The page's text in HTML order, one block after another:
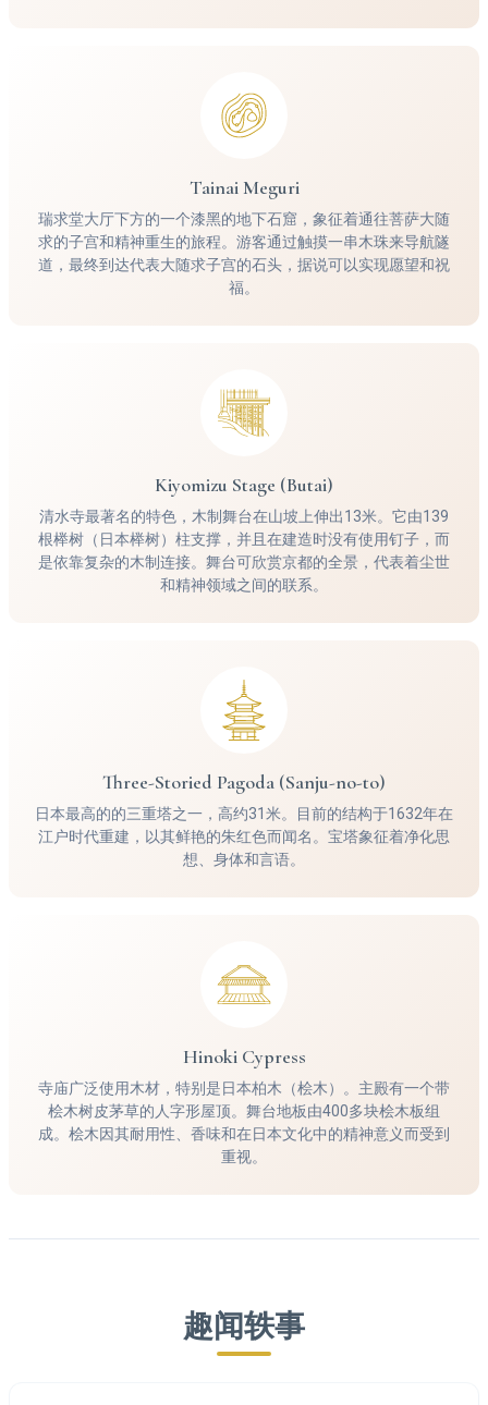
Tainai Meguri
瑞求堂大厅下方的一个漆黑的地下石窟，象征着通往菩萨大随
求的子宫和精神重生的旅程。游客通过触摸一串木珠来导航隧
道，最终到达代表大随求子宫的石头，据说可以实现愿望和祝
福。
Kiyomizu Stage (Butai)
清水寺最著名的特色，木制舞台在山坡上伸出13米。它由139
根榉树（日本榉树）柱支撑，并且在建造时没有使用钉子，而
是依靠复杂的木制连接。舞台可欣赏京都的全景，代表着尘世
和精神领域之间的联系。
Three-Storied Pagoda (Sanju-no-to)
日本最高的的三重塔之一，高约31米。目前的结构于1632年在
江户时代重建，以其鲜艳的朱红色而闻名。宝塔象征着净化思
想、身体和言语。
Hinoki Cypress
寺庙广泛使用木材，特别是日本柏木（桧木）。主殿有一个带
桧木树皮茅草的人字形屋顶。舞台地板由400多块桧木板组
成。桧木因其耐用性、香味和在日本文化中的精神意义而受到
重视。
趣闻轶事